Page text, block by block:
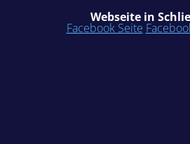
Webseite in
Facebook Seite